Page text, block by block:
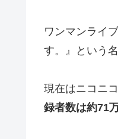
ワンマンライ
す。』という
現在はニコニ
録者数は約71